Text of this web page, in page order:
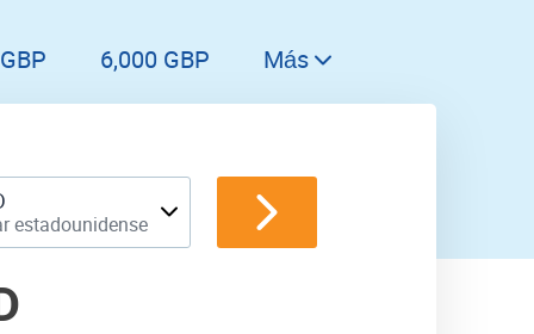
6,000 GBP
6,200 GBP
6,300 GBP
6,400 GBP
6,500 GBP
Más
estadounidense